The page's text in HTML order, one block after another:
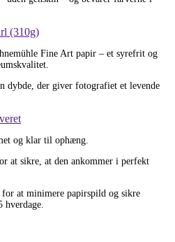
(310g)
Fine Art papir – et syrefrit og
dybde, der giver fotografiet et levende
og klar til ophæng.
at sikre, at den ankommer i perfekt
at minimere papirspild og sikre
hverdage.